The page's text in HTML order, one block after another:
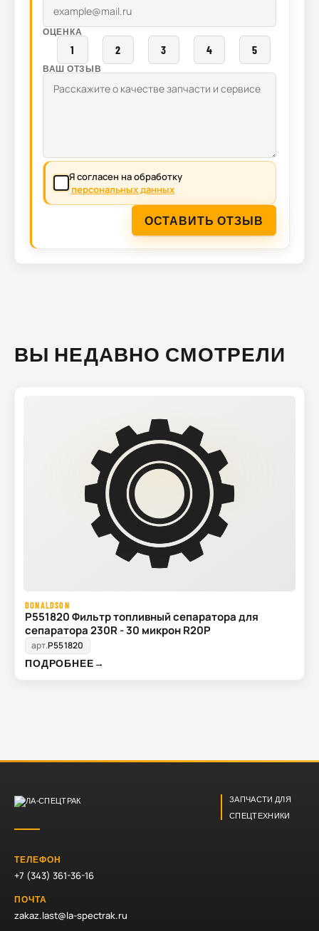
ОЦЕНКА
1 2 3 4 5
ВАШ ОТЗЫВ
Я согласен на обработку
персональных данных
ОСТАВИТЬ ОТЗЫВ
ВЫ НЕДАВНО СМОТРЕЛИ
DONALDSON
P551820 Фильтр топливный сепаратора для
сепаратора 230R - 30 микрон R20P
арт.P551820
ПОДРОБНЕЕ→
ЗАПЧАСТИ ДЛЯ
СПЕЦТЕХНИКИ
ТЕЛЕФОН
+7 (343) 361-36-16
ПОЧТА
zakaz.last@la-spectrak.ru